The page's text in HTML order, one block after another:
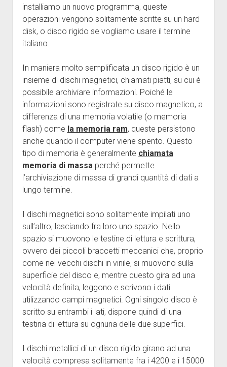
installiamo un nuovo programma, queste
operazioni vengono solitamente scritte su un hard
disk, o disco rigido se vogliamo usare il termine
italiano.
In maniera molto semplificata un disco rigido è un
insieme di dischi magnetici, chiamati piatti, su cui è
possibile archiviare informazioni. Poiché le
informazioni sono registrate su disco magnetico, a
differenza di una memoria volatile (o memoria
flash) come la memoria ram, queste persistono
anche quando il computer viene spento. Questo
tipo di memoria è generalmente chiamata
memoria di massa perché permette
l’archiviazione di massa di grandi quantità di dati a
lungo termine.
I dischi magnetici sono solitamente impilati uno
sull’altro, lasciando fra loro uno spazio. Nello
spazio si muovono le testine di lettura e scrittura,
ovvero dei piccoli braccetti meccanici che, proprio
come nei vecchi dischi in vinile, si muovono sulla
superficie del disco e, mentre questo gira ad una
velocità definita, leggono e scrivono i dati
utilizzando campi magnetici. Ogni singolo disco è
scritto su entrambi i lati, dispone quindi di una
testina di lettura su ognuna delle due superfici.
I dischi metallici di un disco rigido girano ad una
velocità compresa solitamente fra i 4200 e i 15000